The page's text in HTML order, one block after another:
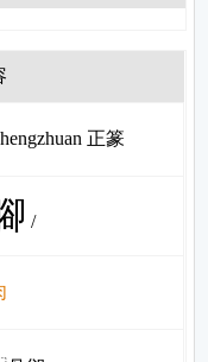
正篆
/